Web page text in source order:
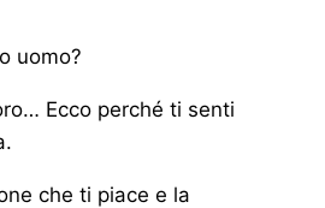
uomo?
Ecco perché ti senti
che ti piace e la